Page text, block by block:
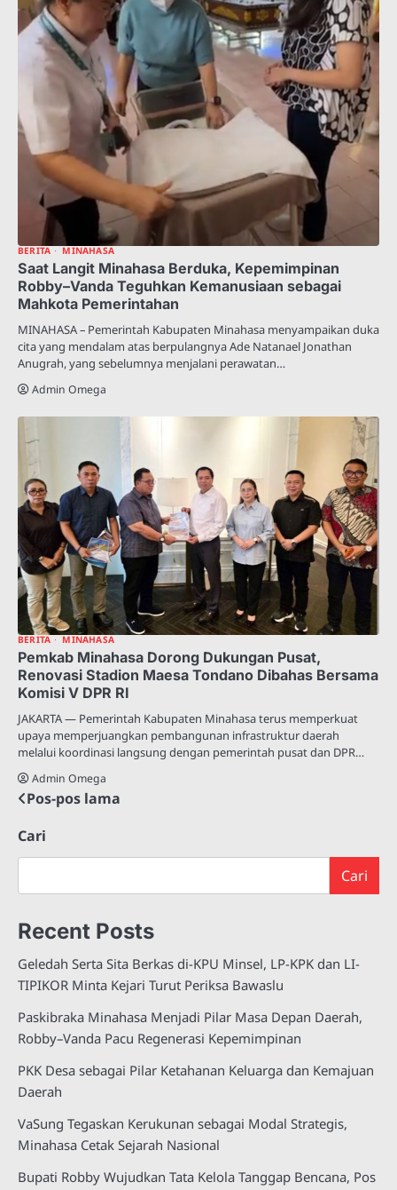
BERITA MINAHASA
Saat Langit Minahasa Berduka, Kepemimpinan
Robby–Vanda Teguhkan Kemanusiaan sebagai
Mahkota Pemerintahan
MINAHASA – Pemerintah Kabupaten Minahasa menyampaikan duka
cita yang mendalam atas berpulangnya Ade Natanael Jonathan
Anugrah, yang sebelumnya menjalani perawatan…
Admin Omega
BERITA MINAHASA
Pemkab Minahasa Dorong Dukungan Pusat,
Renovasi Stadion Maesa Tondano Dibahas Bersama
Komisi V DPR RI
JAKARTA — Pemerintah Kabupaten Minahasa terus memperkuat
upaya memperjuangkan pembangunan infrastruktur daerah
melalui koordinasi langsung dengan pemerintah pusat dan DPR…
Admin Omega
Navigasi
pos
Pos-pos lama
Cari
Cari
Recent Posts
Geledah Serta Sita Berkas di-KPU Minsel, LP-KPK dan LI-
TIPIKOR Minta Kejari Turut Periksa Bawaslu
Paskibraka Minahasa Menjadi Pilar Masa Depan Daerah,
Robby–Vanda Pacu Regenerasi Kepemimpinan
PKK Desa sebagai Pilar Ketahanan Keluarga dan Kemajuan
Daerah
VaSung Tegaskan Kerukunan sebagai Modal Strategis,
Minahasa Cetak Sejarah Nasional
Bupati Robby Wujudkan Tata Kelola Tanggap Bencana, Pos